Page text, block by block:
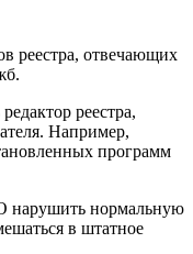
реестра, отвечающих
реестра,
Например,
программ
нарушить нормальную
в штатное